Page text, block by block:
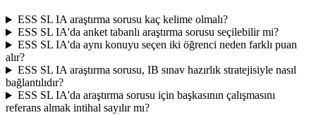
ESS SL IA araştırma sorusu kaç kelime olmalı?
ESS SL IA'da anket tabanlı araştırma sorusu seçilebilir mi?
ESS SL IA'da aynı konuyu seçen iki öğrenci neden farklı puan
alır?
ESS SL IA araştırma sorusu, IB sınav hazırlık stratejisiyle nasıl
bağlantılıdır?
ESS SL IA'da araştırma sorusu için başkasının çalışmasını
referans almak intihal sayılır mı?